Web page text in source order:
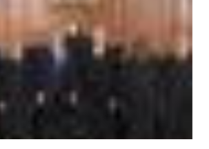
simulare comportamenti coscienti, ma
Può copiare, ma non può vivere
diventerà ovvio Man mano che l’IA
avanzata (soprattutto tra il 2027 e il
situazioni che renderanno la differenza
in gr...